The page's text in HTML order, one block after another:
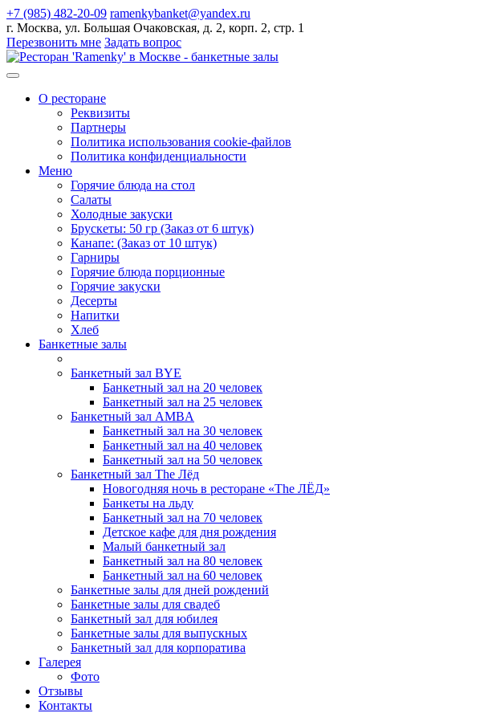
+7 (985) 482-20-09 ramenkybanket@yandex.ru
г. Москва, ул. Большая Очаковская, д. 2, корп. 2, стр. 1
Перезвонить мне Задать вопрос
О ресторане
Реквизиты
Партнеры
Политика использования cookie-файлов
Политика конфиденциальности
Меню
Горячие блюда на стол
Салаты
Холодные закуски
Брускеты: 50 гр (Заказ от 6 штук)
Канапе: (Заказ от 10 штук)
Гарниры
Горячие блюда порционные
Горячие закуски
Десерты
Напитки
Хлеб
Банкетные залы
Банкетный зал BYE
Банкетный зал на 20 человек
Банкетный зал на 25 человек
Банкетный зал AMBA
Банкетный зал на 30 человек
Банкетный зал на 40 человек
Банкетный зал на 50 человек
Банкетный зал The Лёд
Новогодняя ночь в ресторане «The ЛЁД»
Банкеты на льду
Банкетный зал на 70 человек
Детское кафе для дня рождения
Малый банкетный зал
Банкетный зал на 80 человек
Банкетный зал на 60 человек
Банкетные залы для дней рождений
Банкетные залы для свадеб
Банкетный зал для юбилея
Банкетные залы для выпускных
Банкетный зал для корпоратива
Галерея
Фото
Отзывы
Контакты